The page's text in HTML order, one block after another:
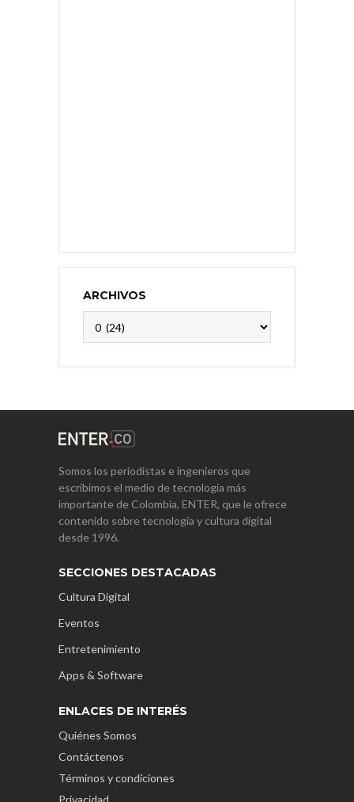
ARCHIVOS
Somos los periodistas e ingenieros que
escribimos el medio de tecnología más
importante de Colombia, ENTER, que le ofrece
contenido sobre tecnología y cultura digital
desde 1996.
SECCIONES DESTACADAS
Cultura Digital
Eventos
Entretenimiento
Apps & Software
ENLACES DE INTERÉS
Quiénes Somos
Contáctenos
Términos y condiciones